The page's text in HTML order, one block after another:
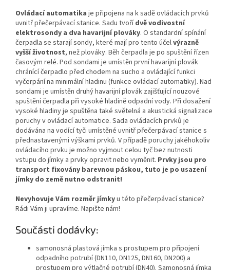
Ovládací automatika je připojena na k sadě ovládacích prvků
uvnitř přečerpávací stanice. Sadu tvořídvě vodivostní
elektrosondy a dva havarijní plováky. O standardní spínání
čerpadla se starají sondy, které mají pro tento účelvýrazně
vyšší životnost, než plováky. Běh čerpadla je po spuštění řízen
časovým relé. Pod sondami je umístěn první havarijní plovák
chránící čerpadlo před chodem na sucho a ovládající funkci
vyčerpání na minimální hladinu (funkce ovládací automatiky). Nad
sondami je umístěn druhý havarijní plovák zajišťující nouzové
spuštění čerpadla při vysoké hladině odpadní vody. Při dosažení
vysoké hladiny je spuštěna také světelná a akustická signalizace
poruchy v ovládací automatice. Sada ovládacích prvků je
dodávána na vodící tyči umístěné uvnitř přečerpávací stanice s
přednastavenými výškami prvků. V případě poruchy jakéhokoliv
ovládacího prvku je možno vyjmout celou tyč bez nutnosti
vstupu do jímky a prvky opravit nebo vyměnit. Prvky jsou pro
transport fixovány barevnou páskou, tuto je po usazení
jímky do země nutno odstranit!
Nevyhovuje Vám rozměr jímkyu této přečerpávací stanice?
Rádi Vám ji upravíme. Napište nám!
Součásti dodávky:
samonosná plastová jímka s prostupem pro připojení
odpadního potrubí (DN110, DN125, DN160, DN200) a
prostupem pro výtlačné potrubí (DN40). Samonosná jímka